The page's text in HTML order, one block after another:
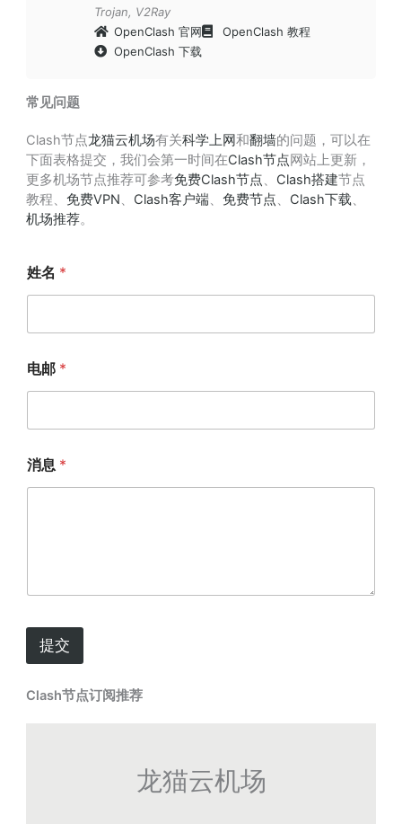
Trojan, V2Ray
OpenClash 官网
OpenClash 教程
OpenClash 下载
常见问题
Clash节点龙猫云机场有关科学上网和翻墙的问题，可以在
下面表格提交，我们会第一时间在Clash节点网站上更新，
更多机场节点推荐可参考免费Clash节点、 Clash搭建节点
教程、免费VPN、 Clash客户端、免费节点、 Clash下载、
机场推荐。
姓名 *
电邮 *
消息 *
提交
Clash节点订阅推荐
龙猫云机场